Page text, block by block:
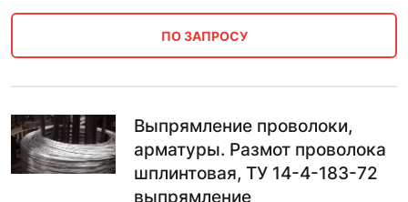
ПО ЗАПРОСУ
Выпрямление проволоки,
арматуры. Размот проволока
шплинтовая, ТУ 14-4-183-72
выпрямление